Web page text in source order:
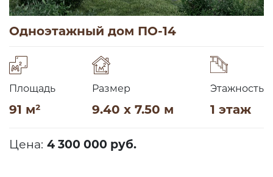
Одноэтажный дом ПО-14
Площадь
91 м²
Размер
9.40 x 7.50 м
Этажность
1 этаж
Цена: 4 300 000 руб.